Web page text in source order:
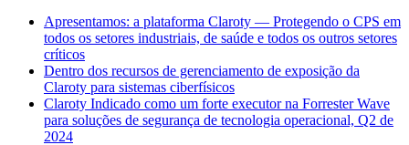
Apresentamos: a plataforma Claroty — Protegendo o CPS em
todos os setores industriais, de saúde e todos os outros setores
críticos
Dentro dos recursos de gerenciamento de exposição da
Claroty para sistemas ciberfísicos
Claroty Indicado como um forte executor na Forrester Wave
para soluções de segurança de tecnologia operacional, Q2 de
2024